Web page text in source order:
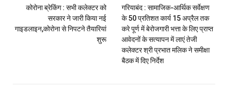
कोरोना ब्रेकिंग : सभी कलेक्टर को
सरकार ने जारी किया नई
गाइडलाइन,कोरोना से निपटने तैयारियां
शुरू
गरियाबंद : सामाजिक-आर्थिक सर्वेक्षण
के 50 प्रतिशत कार्य 15 अप्रैल तक
करे पूर्ण में बेरोजगारी भत्ता के लिए प्राप्त
आवेदनों के सत्यापन में लाएं तेजी
कलेक्टर श्री प्रभात मलिक ने समीक्षा
बैठक में दिए निर्देश